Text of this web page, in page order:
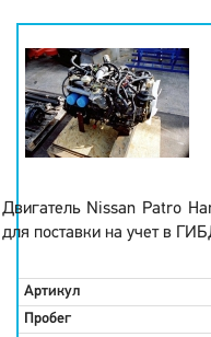
Двигатель Nissan Patro
для поставки на учет в
Артикул
Пробег